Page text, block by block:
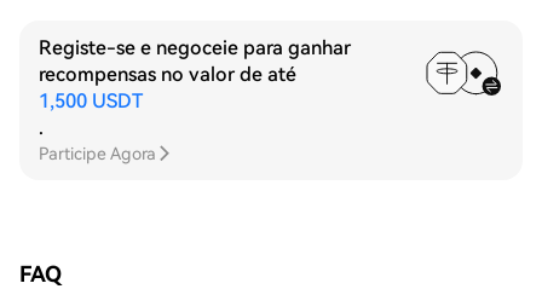
Registe-se e negoceie para ganhar
recompensas no valor de até
1,500 USDT
.
Participe Agora
FAQ